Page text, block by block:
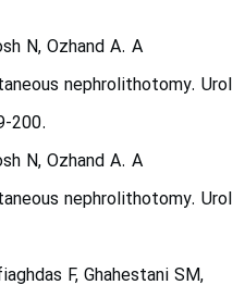
N, Ozhand A. A
nephrolithotomy. Urol
200.
N, Ozhand A. A
nephrolithotomy. Urol
F, Ghahestani SM,